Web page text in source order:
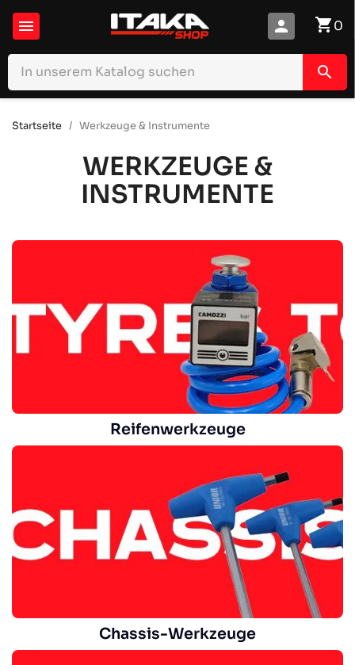
 shopping_cart0
person
search
Startseite Werkzeuge & Instrumente
WERKZEUGE &
INSTRUMENTE
Reifenwerkzeuge
Chassis-Werkzeuge